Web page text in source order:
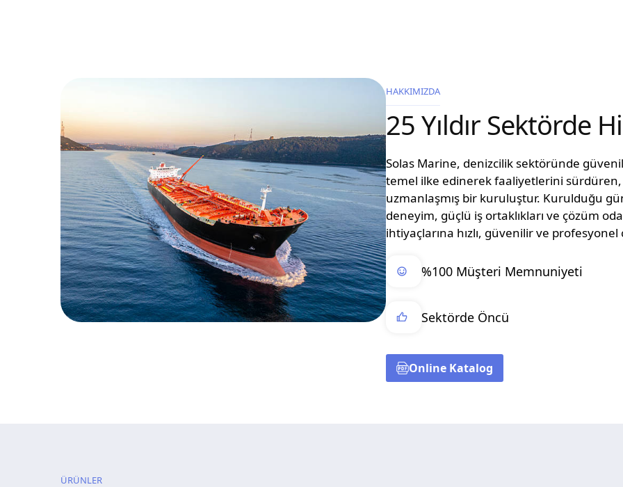
HAKKIMIZDA
25 Yıldır Sektörde
Solas Marine, denizcilik sektöründe
temel ilke edinerek faaliyetlerini
uzmanlaşmış bir kuruluştur. Kurulduğu
deneyim, güçlü iş ortaklıkları ve çözüm
ihtiyaçlarına hızlı, güvenilir ve
%100 Müşteri Memnuniyeti
Sektörde Öncü
Online Katalog
ÜRÜNLER